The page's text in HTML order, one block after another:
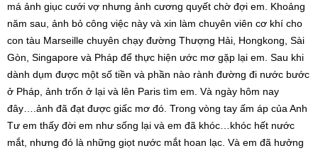
má ảnh giục cưới vợ nhưng ảnh cương quyết chờ đợi em. Khoảng
năm sau, ảnh bỏ công việc này và xin làm chuyên viên cơ khí cho
con tàu Marseille chuyên chạy đường Thượng Hải, Hongkong, Sài
Gòn, Singapore và Pháp để thực hiện ước mơ gặp lại em. Sau khi
dành dụm được một số tiền và phần nào rành đường đi nước bước
ở Pháp, ảnh trốn ở lại và lên Paris tìm em. Và ngày hôm nay
đây….ảnh đã đạt được giấc mơ đó. Trong vòng tay ấm áp của Anh
Tư em thấy đời em như sống lại và em đã khóc…khóc hết nước
mắt, nhưng đó là những giọt nước mắt hoan lạc. Và em đã hưởng